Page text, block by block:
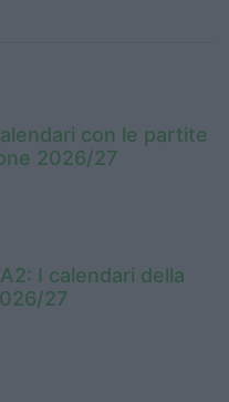
con le partite
2026/27
I calendari della
27